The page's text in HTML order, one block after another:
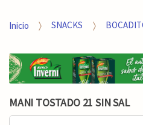
r
o
r
:
Inicio SNACKS
MANI TOSTADO 21 SIN SAL